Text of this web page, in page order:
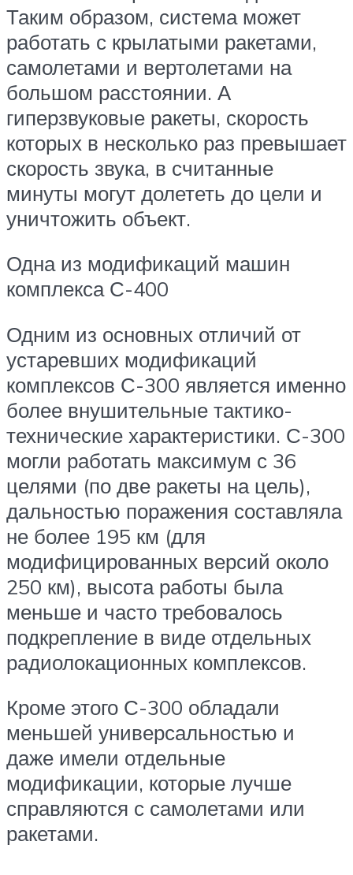
Таким образом, система может
работать с крылатыми ракетами,
самолетами и вертолетами на
большом расстоянии. А
гиперзвуковые ракеты, скорость
которых в несколько раз превышает
скорость звука, в считанные
минуты могут долететь до цели и
уничтожить объект.
Одна из модификаций машин
комплекса С-400
Одним из основных отличий от
устаревших модификаций
комплексов С-300 является именно
более внушительные тактико-
технические характеристики. С-300
могли работать максимум с 36
целями (по две ракеты на цель),
дальностью поражения составляла
не более 195 км (для
модифицированных версий около
250 км), высота работы была
меньше и часто требовалось
подкрепление в виде отдельных
радиолокационных комплексов.
Кроме этого С-300 обладали
меньшей универсальностью и
даже имели отдельные
модификации, которые лучше
справляются с самолетами или
ракетами.